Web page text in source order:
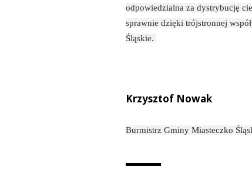
odpowiedzialna za dystrybucję
sprawnie dzięki trójstronnej
Śląskie.
Krzysztof Nowak
Burmistrz Gminy Miasteczko